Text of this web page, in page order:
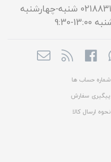
09129057583 / 02188311574 شنبه-چهارشنبه
شماره حساب ها
پیگیری سفارش
نحوه ارسال کالا